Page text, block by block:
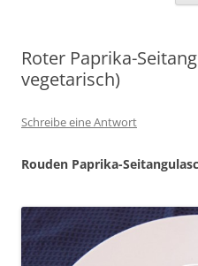
Roter Paprika-
vegetarisch)
Schreibe eine Antwort
Rouden Paprika-